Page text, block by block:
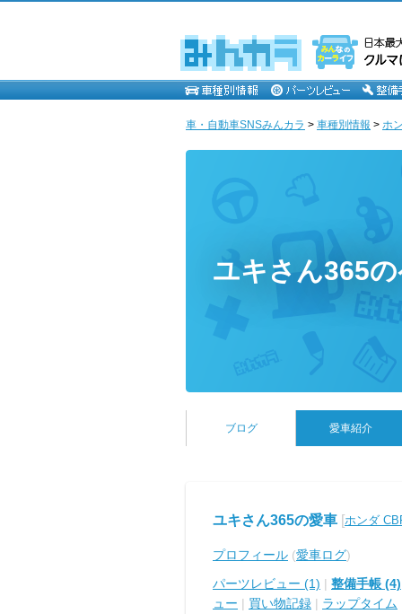
車・自動車SNSみんカラ > 車種別情報 > ホ
ユキさん365
ブログ 愛車紹介
ユキさん365の愛車 [ホンダ
プロフィール (愛車ログ)
パーツレビュー (1) | 整備手帳 (4)
ュー | 買い物記録 | ラップタイム